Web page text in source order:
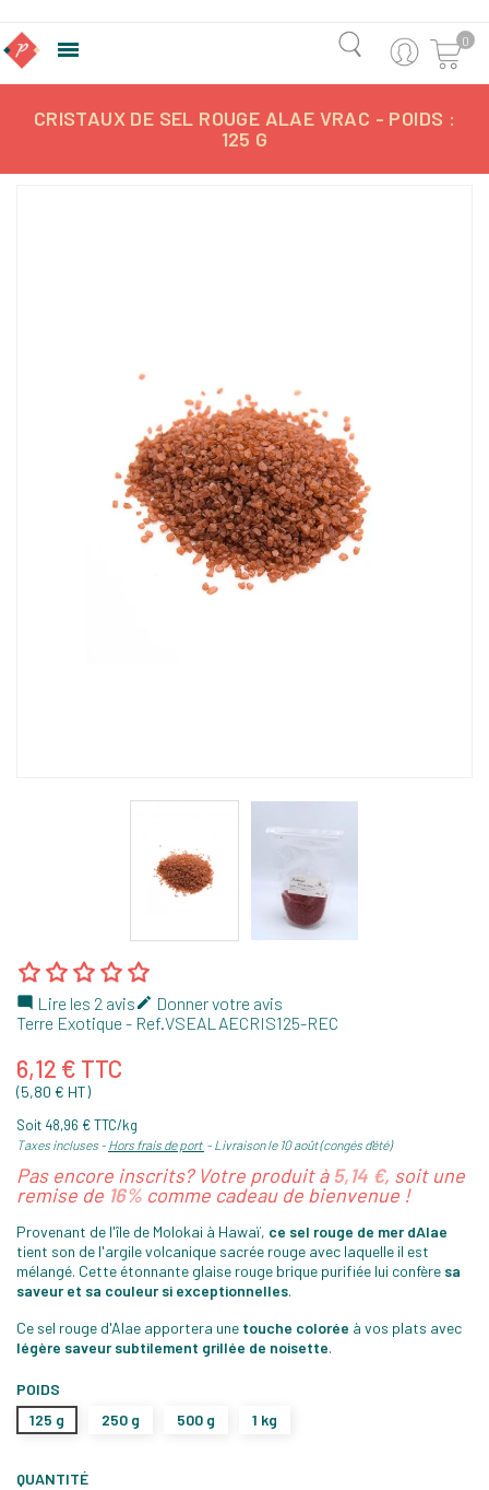
 0
CRISTAUX DE SEL ROUGE ALAE VRAC - POIDS :
125 G
 Lire les 2 avis Donner votre avis
Terre Exotique - Ref.VSEALAECRIS125-REC
6,12 € TTC
(5,80 € HT)
Soit 48,96 € TTC/kg
Taxes incluses Hors frais de port Livraison le 10 août (congés d'été)
Pas encore inscrits? Votre produit à5,14 €, soit une
remise de 16% comme cadeau de bienvenue !
Provenant de l'île de Molokai à Hawaï, ce sel rouge de mer dAlae
tient son de l'argile volcanique sacrée rouge avec laquelle il est
mélangé. Cette étonnante glaise rouge brique purifiée lui confère sa
saveur et sa couleur si exceptionnelles.
Ce sel rouge d'Alae apportera une touche colorée à vos plats avec
légère saveur subtilement grillée de noisette.
POIDS
125 g
250 g 500 g 1 kg
QUANTITÉ